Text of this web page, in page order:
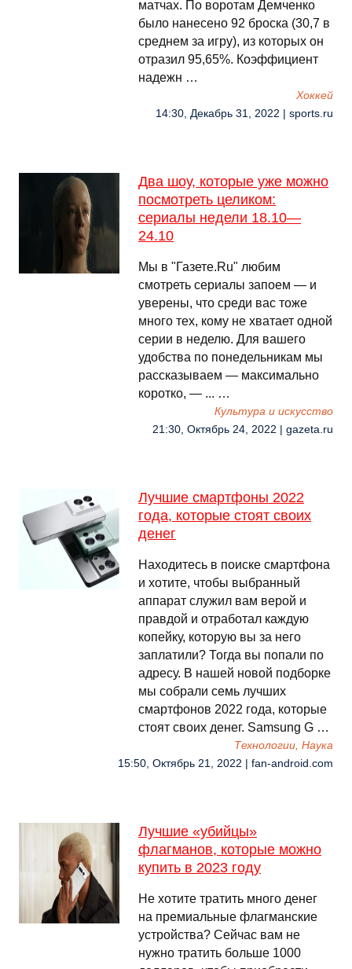
матчах. По воротам Демченко
было нанесено 92 броска (30,7 в
среднем за игру), из которых он
отразил 95,65%. Коэффициент
надежн …
Хоккей
14:30, Декабрь 31, 2022 | sports.ru
Два шоу, которые уже можно
посмотреть целиком:
сериалы недели 18.10—
24.10
Мы в "Газете.Ru" любим
смотреть сериалы запоем — и
уверены, что среди вас тоже
много тех, кому не хватает одной
серии в неделю. Для вашего
удобства по понедельникам мы
рассказываем — максимально
коротко, — ... …
Культура и искусство
21:30, Октябрь 24, 2022 | gazeta.ru
Лучшие смартфоны 2022
года, которые стоят своих
денег
Находитесь в поиске смартфона
и хотите, чтобы выбранный
аппарат служил вам верой и
правдой и отработал каждую
копейку, которую вы за него
заплатили? Тогда вы попали по
адресу. В нашей новой подборке
мы собрали семь лучших
смартфонов 2022 года, которые
стоят своих денег. Samsung G …
Технологии, Наука
15:50, Октябрь 21, 2022 | fan-android.com
Лучшие «убийцы»
флагманов, которые можно
купить в 2023 году
Не хотите тратить много денег
на премиальные флагманские
устройства? Сейчас вам не
нужно тратить больше 1000